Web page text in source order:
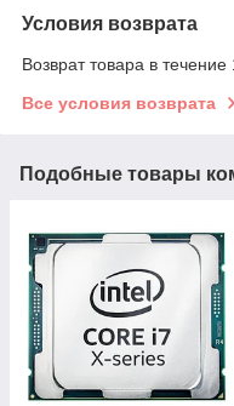
Условия возврата
Возврат товара в
Все условия возврата
Подобные товары